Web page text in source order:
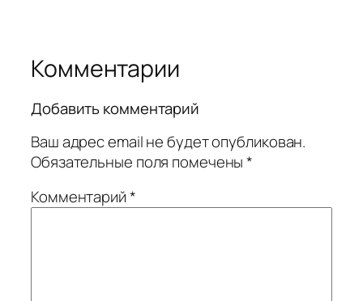
Комментарии
Добавить комментарий
Ваш адрес email не будет опубликован.
Обязательные поля помечены*
Комментарий*